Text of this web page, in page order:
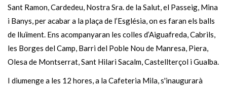
Sant Ramon, Cardedeu, Nostra Sra. de la Salut, el Passeig, Mina
i Banys, per acabar a la plaça de l’Església, on es faran els balls
de lluïment. Ens acompanyaran les colles d’Aiguafreda, Cabrils,
les Borges del Camp, Barri del Poble Nou de Manresa, Piera,
Olesa de Montserrat, Sant Hilari Sacalm, Castellterçol i Gualba.
I diumenge a les 12 hores, a la Cafeteria Mila, s'inaugurarà